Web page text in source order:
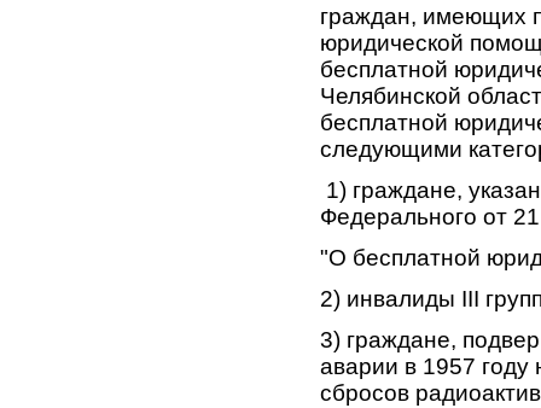
граждан, имеющих
юридической
бесплатной
Челябинской
бесплатной
следующими
1) граждане,
Федерального от
"О бесплатной
2) инвалиды III
3) граждане,
аварии в 1957
сбросов